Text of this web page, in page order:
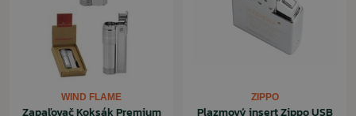
WIND FLAME
Zapaľovač Koksák Premium
ZIPPO
Plazmový insert Zippo USB